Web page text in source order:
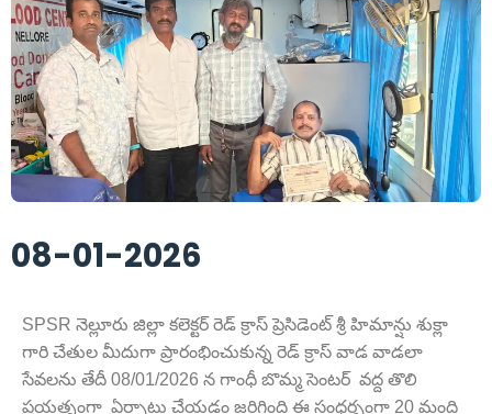
08-01-2026
SPSR నెల్లూరు జిల్లా కలెక్టర్ రెడ్ క్రాస్ ప్రెసిడెంట్ శ్రీ హిమాన్షు శుక్లా
గారి చేతుల మీదుగా ప్రారంభించుకున్న రెడ్ క్రాస్ వాడ వాడలా
సేవలను తేదీ 08/01/2026 న గాంధీ బొమ్మ సెంటర్ వద్ద తొలి
ప్రయత్నంగా ఏర్పాటు చేయడం జరిగింది ఈ సంధర్భంగా 20 మంది